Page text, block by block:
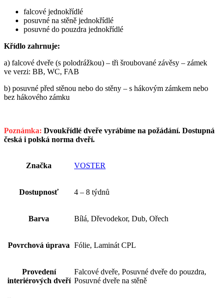
falcové jednokřídlé
posuvné na stěně jednokřídlé
posuvné do pouzdra jednokřídlé
Křídlo zahrnuje:
a) falcové dveře (s polodrážkou) – tři šroubované závěsy – zámek
ve verzi: BB, WC, FAB
b) posuvné před stěnou nebo do stěny – s hákovým zámkem nebo
bez hákového zámku
Poznámka: Dvoukřídlé dveře vyrábíme na požádání. Dostupná
česká i polská norma dveří.
Značka VOSTER
Dostupnosť 4 – 8 týdnů
Barva Bílá, Dřevodekor, Dub, Ořech
Povrchová úprava Fólie, Laminát CPL
Provedení
interiérových dveří
Falcové dveře, Posuvné dveře do pouzdra,
Posuvné dveře na stěně